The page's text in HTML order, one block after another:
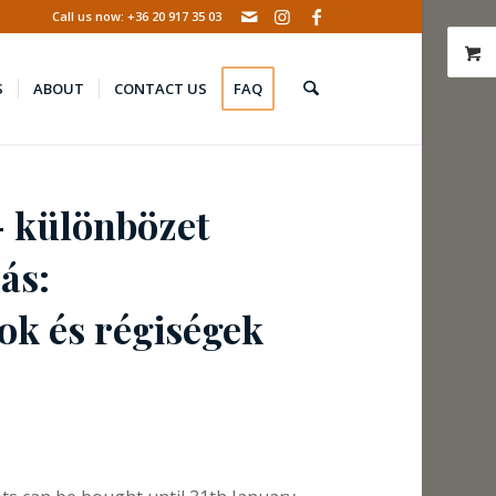
Call us now: +36 20 917 35 03
ABOUT CONTACT US FAQ
különbözet
és régiségek